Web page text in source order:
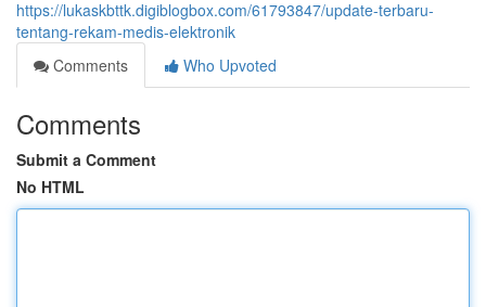
https://lukaskbttk.digiblogbox.com/61793847/update-terbaru-
tentang-rekam-medis-elektronik
Comments
Who Upvoted
Comments
Submit a Comment
No HTML